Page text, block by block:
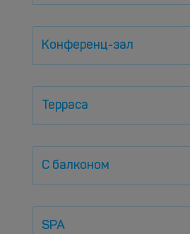
Конференц-зал
Терраса
С балконом
SPA